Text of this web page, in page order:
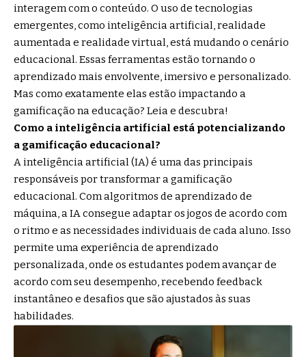
interagem com o conteúdo. O uso de tecnologias
emergentes, como inteligência artificial, realidade
aumentada e realidade virtual, está mudando o cenário
educacional. Essas ferramentas estão tornando o
aprendizado mais envolvente, imersivo e personalizado.
Mas como exatamente elas estão impactando a
gamificação na educação? Leia e descubra!
Como a inteligência artificial está potencializando
a gamificação educacional?
A inteligência artificial (IA) é uma das principais
responsáveis por transformar a gamificação
educacional. Com algoritmos de aprendizado de
máquina, a IA consegue adaptar os jogos de acordo com
o ritmo e as necessidades individuais de cada aluno. Isso
permite uma experiência de aprendizado
personalizada, onde os estudantes podem avançar de
acordo com seu desempenho, recebendo feedback
instantâneo e desafios que são ajustados às suas
habilidades.